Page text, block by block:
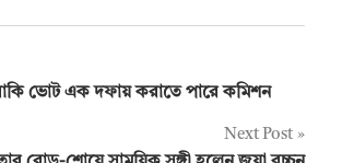
ভোট এক দফায় করাতে পারে কমিশন
Next Post